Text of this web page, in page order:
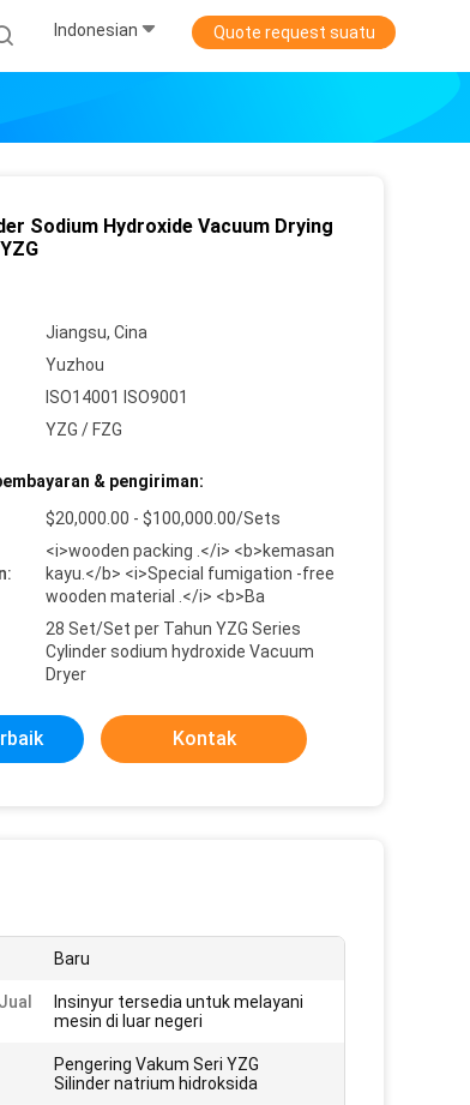
Indonesian Quote request suatu
Sodium Hydroxide Vacuum Drying
Jiangsu, Cina
Yuzhou
ISO14001 ISO9001
YZG / FZG
& pengiriman:
$20,000.00 - $100,000.00/Sets
<i>wooden packing .</i> <b>kemasan
kayu.</b> <i>Special fumigation -free
wooden material .</i> <b>Ba
28 Set/Set per Tahun YZG Series
Cylinder sodium hydroxide Vacuum
Dryer
Kontak
Baru
Insinyur tersedia untuk melayani
mesin di luar negeri
Pengering Vakum Seri YZG
Silinder natrium hidroksida